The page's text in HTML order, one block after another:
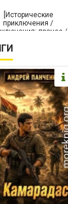
[Исторические
приключения /
прочее /
проза]